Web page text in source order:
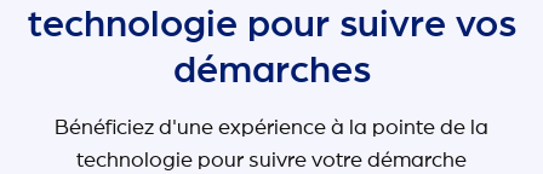
technologie pour suivre vos
démarches
Bénéficiez d'une expérience à la pointe de la
technologie pour suivre votre démarche